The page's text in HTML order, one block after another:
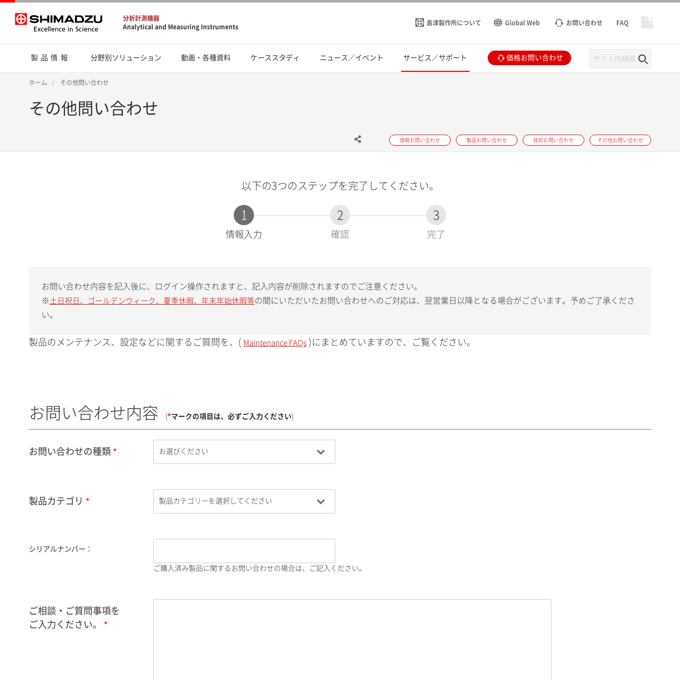
分析計測機器
Analytical and Measuring Instruments
島津製作所について Global Web お問い合わせ FAQ
製品情報 分野別ソリューション 動画・各種資料 ケーススタディ ニュース／イベント サービス／サポート 価格お問い合わせ
ホーム その他問い合わせ
その他問い合わせ
価格お問い合わせ 製品お問い合わせ 技術お問い合わせ その他お問い合わせ
以下の3つのステップを完了してください。
1
現
情報入力
2
確認
3
完了
お問い合わせ内容を記入後に、ログイン操作されますと、記入内容が削除されますのでご注意ください。
※ 土日祝日、ゴールデンウィーク、夏季休暇、年末年始休暇等の間にいただいたお問い合わせへのご対応は、翌営業日以降となる場合がございます。予めご了承くださ
い。
製品のメンテナンス、設定などに関するご質問を、( Maintenance FAQs )にまとめていますので、ご覧ください。
お問い合わせ内容 (*マークの項目は、必ずご入力ください)
お問い合わせの種類
製品カテゴリ
シリアルナンバー：
ご購入済み製品に関するお問い合わせの場合は、ご記入ください。
ご相談・ご質問事項を
ご入力ください。